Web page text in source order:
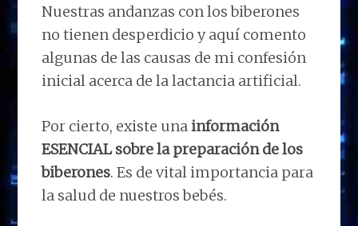
Nuestras andanzas con los biberones
no tienen desperdicio y aquí comento
algunas de las causas de mi confesión
inicial acerca de la lactancia artificial.
Por cierto, existe una información
ESENCIAL sobre la preparación de los
biberones. Es de vital importancia para
la salud de nuestros bebés.